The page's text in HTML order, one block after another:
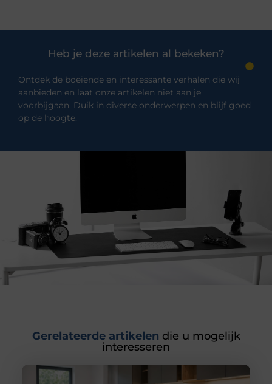
Heb je deze artikelen al bekeken?
Ontdek de boeiende en interessante verhalen die wij
aanbieden en laat onze artikelen niet aan je
voorbijgaan. Duik in diverse onderwerpen en blijf goed
op de hoogte.
Gerelateerde artikelen die u mogelijk
interesseren